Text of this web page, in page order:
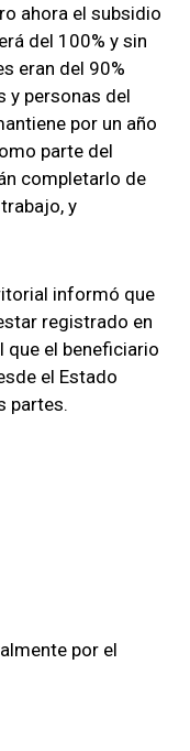
ahora el subsidio
del 100% y sin
eran del 90%
y personas del
por un año
parte del
completarlo de
y
informó que
registrado en
que el beneficiario
el Estado
partes.
por el